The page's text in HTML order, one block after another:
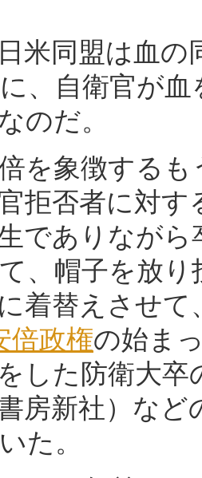
米同盟は血の
、自衛官が
のだ。
を象徴するも
拒否者に対
でありなが
て、帽子を放
着替えさせ
倍政権の始ま
した防衛大卒
房新社）な
た。